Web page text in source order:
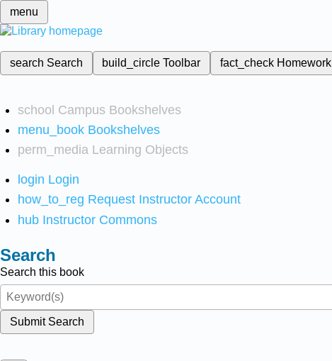
menu
search Search build_circleToolbar fact_check Homework
school Campus Bookshelves
menu_book Bookshelves
perm_media Learning Objects
login Login
how_to_reg Request Instructor Account
hub Instructor Commons
Search
Search this book
Submit Search